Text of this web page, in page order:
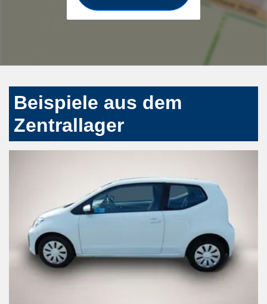
Beispiele aus dem
Zentrallager